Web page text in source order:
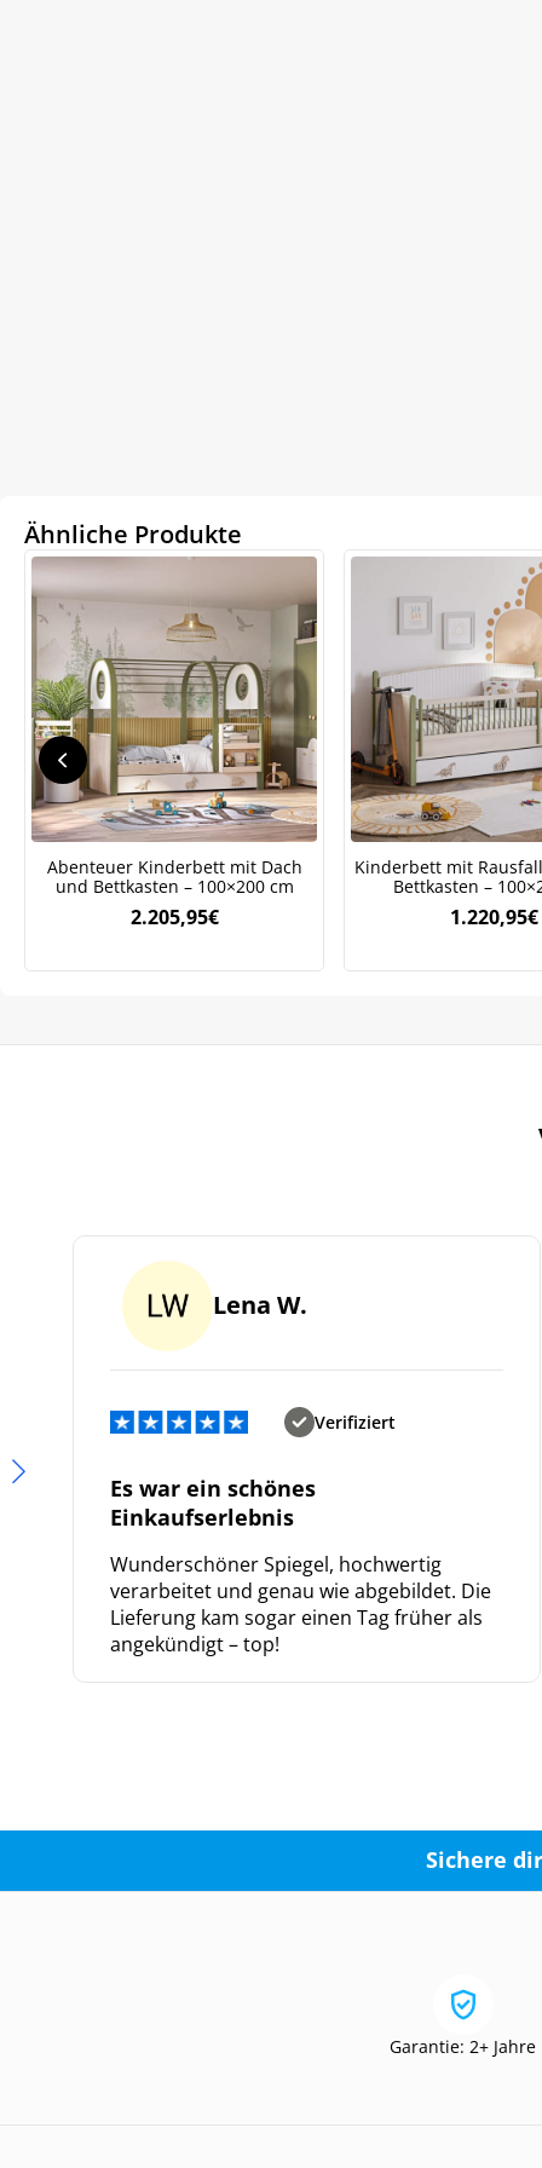
Ähnliche Produkte
Abenteuer Kinderbett mit Dach
und Bettkasten – 100×200 cm
2.205,95€
Kinderbett mit
Bettkasten –
1.220,95€
Lena W.
Verifiziert
Es war ein schönes
Einkaufserlebnis
Wunderschöner Spiegel, hochwertig
verarbeitet und genau wie abgebildet. Die
Lieferung kam sogar einen Tag früher als
angekündigt – top!
Sichere
Garantie: 2+ Jahre